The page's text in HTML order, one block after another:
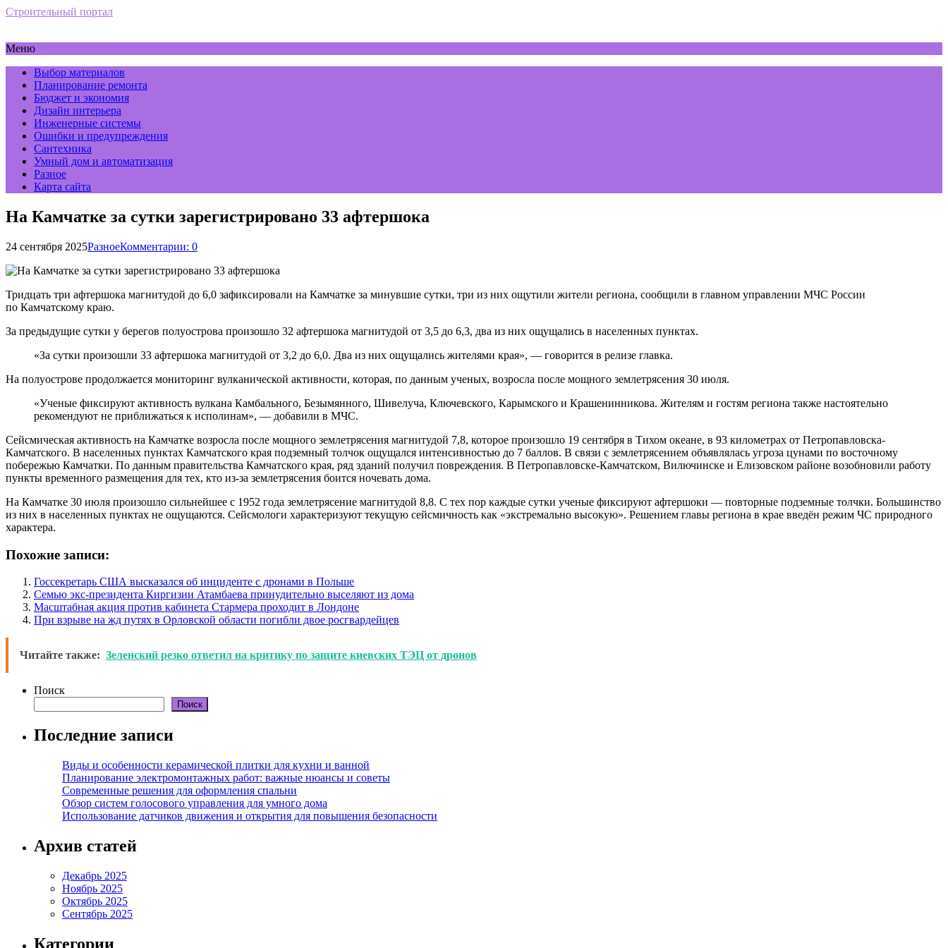
Строительный портал
Меню
Выбор материалов
Планирование ремонта
Бюджет и экономия
Дизайн интерьера
Инженерные системы
Ошибки и предупреждения
Сантехника
Умный дом и автоматизация
Разное
Карта сайта
На Камчатке за сутки зарегистрировано 33 афтершока
24 сентября 2025РазноеКомментарии: 0
Тридцать три афтершока магнитудой до 6,0 зафиксировали на Камчатке за минувшие сутки, три из них ощутили жители региона, сообщили в главном управлении МЧС России
по Камчатскому краю.
За предыдущие сутки у берегов полуострова произошло 32 афтершока магнитудой от 3,5 до 6,3, два из них ощущались в населенных пунктах.
«За сутки произошли 33 афтершока магнитудой от 3,2 до 6,0. Два из них ощущались жителями края», — говорится в релизе главка.
На полуострове продолжается мониторинг вулканической активности, которая, по данным ученых, возросла после мощного землетрясения 30 июля.
«Ученые фиксируют активность вулкана Камбального, Безымянного, Шивелуча, Ключевского, Карымского и Крашенинникова. Жителям и гостям региона также настоятельно
рекомендуют не приближаться к исполинам», — добавили в МЧС.
Сейсмическая активность на Камчатке возросла после мощного землетрясения магнитудой 7,8, которое произошло 19 сентября в Тихом океане, в 93 километрах от Петропавловска-
Камчатского. В населенных пунктах Камчатского края подземный толчок ощущался интенсивностью до 7 баллов. В связи с землетрясением объявлялась угроза цунами по восточному
побережью Камчатки. По данным правительства Камчатского края, ряд зданий получил повреждения. В Петропавловске-Камчатском, Вилючинске и Елизовском районе возобновили работу
пункты временного размещения для тех, кто из-за землетрясения боится ночевать дома.
На Камчатке 30 июля произошло сильнейшее с 1952 года землетрясение магнитудой 8,8. С тех пор каждые сутки ученые фиксируют афтершоки — повторные подземные толчки. Большинство
из них в населенных пунктах не ощущаются. Сейсмологи характеризуют текущую сейсмичность как «экстремально высокую». Решением главы региона в крае введён режим ЧС природного
характера.
Похожие записи:
Госсекретарь США высказался об инциденте с дронами в Польше
Семью экс-президента Киргизии Атамбаева принудительно выселяют из дома
Масштабная акция против кабинета Стармера проходит в Лондоне
При взрыве на жд путях в Орловской области погибли двое росгвардейцев
Читайте также: Зеленский резко ответил на критику по защите киевских ТЭЦ от дронов
Поиск
Поиск
Последние записи
Виды и особенности керамической плитки для кухни и ванной
Планирование электромонтажных работ: важные нюансы и советы
Современные решения для оформления спальни
Обзор систем голосового управления для умного дома
Использование датчиков движения и открытия для повышения безопасности
Архив статей
Декабрь 2025
Ноябрь 2025
Октябрь 2025
Сентябрь 2025
Категории